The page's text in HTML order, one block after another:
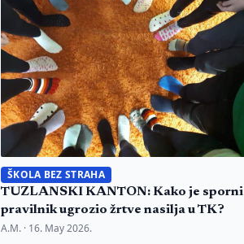
ŠKOLA BEZ STRAHA
TUZLANSKI KANTON: Kako je sporni
pravilnik ugrozio žrtve nasilja u TK?
A.M. · 16. May 2026.